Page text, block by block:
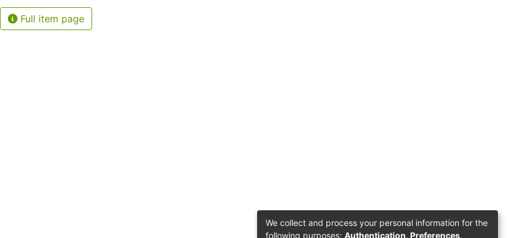
Full item page
We collect and process your personal information for the
following purposes: Authentication, Preferences,